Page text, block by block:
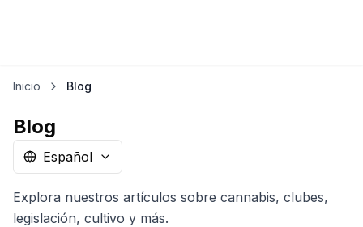
Inicio Blog
Blog
Español
Explora nuestros artículos sobre cannabis, clubes,
legislación, cultivo y más.